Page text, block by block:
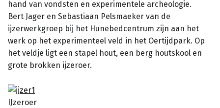
hand van vondsten en experimentele archeologie.
Bert Jager en Sebastiaan Pelsmaeker van de
ijzerwerkgroep bij het Hunebedcentrum zijn aan het
werk op het experimenteel veld in het Oertijdpark. Op
het veldje ligt een stapel hout, een berg houtskool en
grote brokken ijzeroer.
IJzeroer